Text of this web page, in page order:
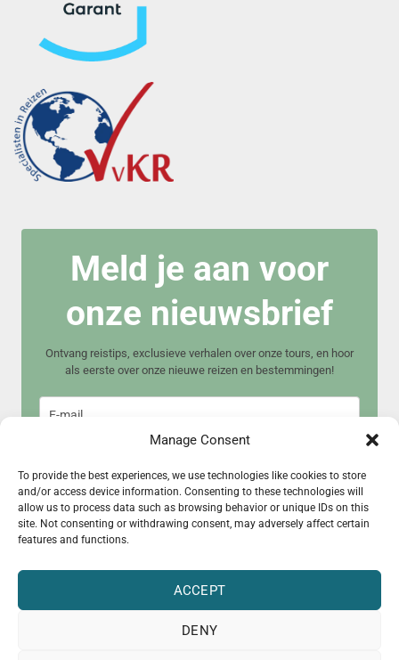
Manage Consent
To provide the best experiences, we use technologies like cookies to store
and/or access device information. Consenting to these technologies will
allow us to process data such as browsing behavior or unique IDs on this
site. Not consenting or withdrawing consent, may adversely affect certain
features and functions.
ACCEPT
DENY
Meld je aan voor
onze nieuwsbrief
Ontvang reistips, exclusieve verhalen over onze tours, en hoor
als eerste over onze nieuwe reizen en bestemmingen!
Meld je aan